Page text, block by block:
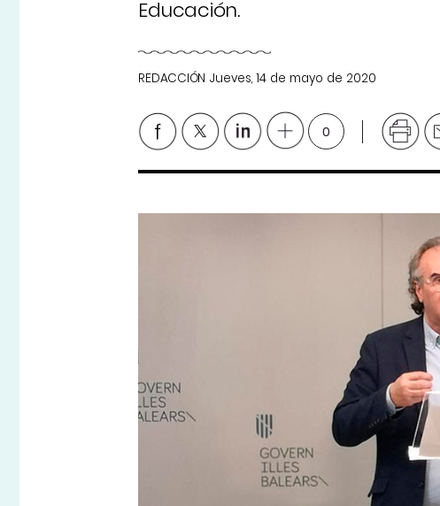
Educación.
REDACCIÓN Jueves, 14 de mayo de 2020
0